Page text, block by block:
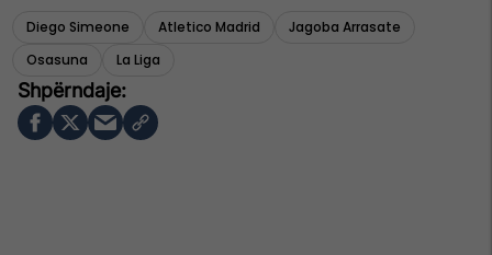
Diego Simeone Atletico Madrid
Jagoba Arrasate
Osasuna
La Liga